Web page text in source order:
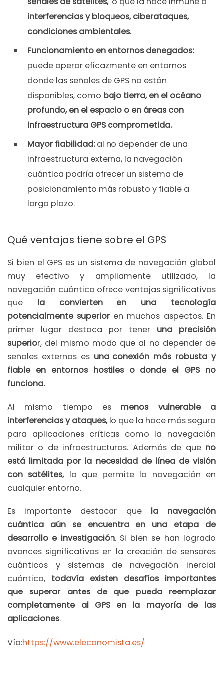
interferencias y bloqueos, ciberataques,
condiciones ambientales.
Funcionamiento en entornos denegados:
puede operar eficazmente en entornos
donde las señales de GPS no están
disponibles, como bajo tierra, en el océano
profundo, en el espacio o en áreas con
infraestructura GPS comprometida.
Mayor fiabilidad: al no depender de una
infraestructura externa, la navegación
cuántica podría ofrecer un sistema de
posicionamiento más robusto y fiable a
largo plazo.
Qué ventajas tiene sobre el GPS
Si bien el GPS es un sistema de navegación global
muy efectivo y ampliamente utilizado, la
navegación cuántica ofrece ventajas significativas
que la convierten en una tecnología
potencialmente superioren muchos aspectos. En
primer lugar destaca por tener una precisión
superior, del mismo modo que al no depender de
señales externas es una conexión más robusta y
fiable en entornos hostiles o donde el GPS no
funciona.
Al mismo tiempo es menos vulnerable a
interferencias y ataques,lo que la hace más segura
para aplicaciones críticas como la navegación
militar o de infraestructuras. Además de que no
está limitada por la necesidad de línea de visión
con satélites,lo que permite la navegación en
cualquier entorno.
Es importante destacar que la navegación
cuántica aún se encuentra en una etapa de
desarrollo e investigación. Si bien se han logrado
avances significativos en la creación de sensores
cuánticos y sistemas de navegación inercial
cuántica, todavía existen desafíos importantes
que superar antes de que pueda reemplazar
completamente al GPS en la mayoría de las
aplicaciones.
Vía:https://www.eleconomista.es/